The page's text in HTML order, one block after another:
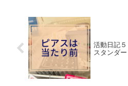
活動日記
スタンダー